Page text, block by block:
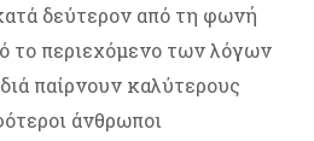
δεύτερον από τη φωνή
το περιεχόμενο των λόγων
παίρνουν καλύτερους
άνθρωποι